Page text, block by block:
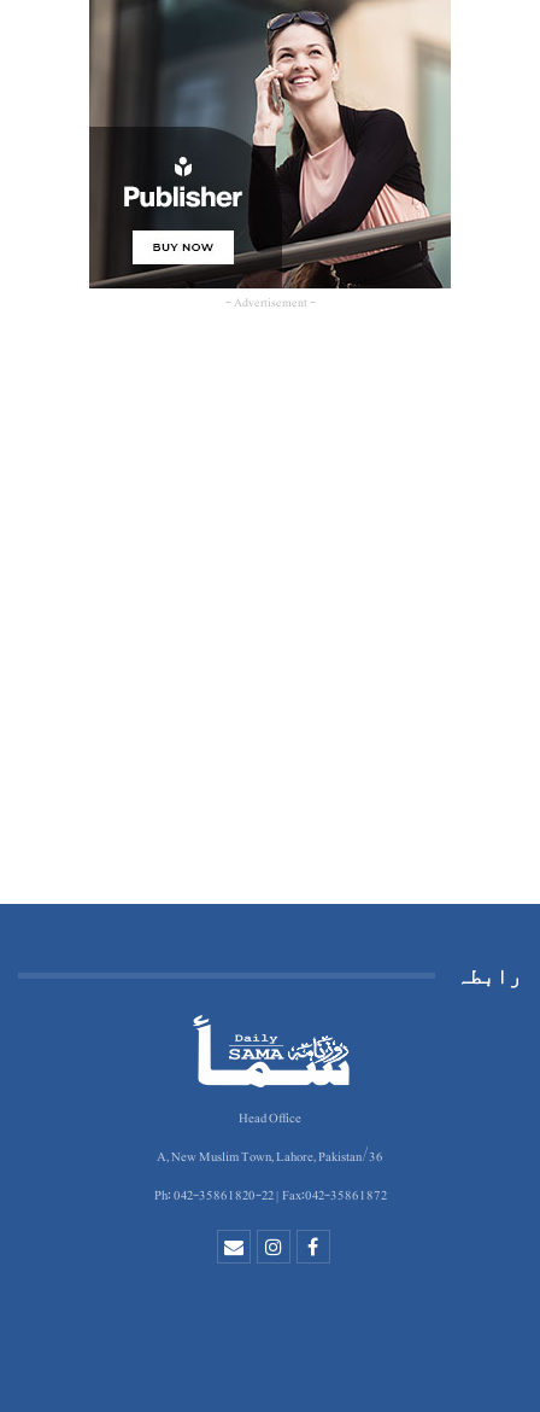
- Advertisement -
رابطہ
Head Office
36/A, New Muslim Town, Lahore, Pakistan
Ph: 042-35861820-22 | Fax:042-35861872